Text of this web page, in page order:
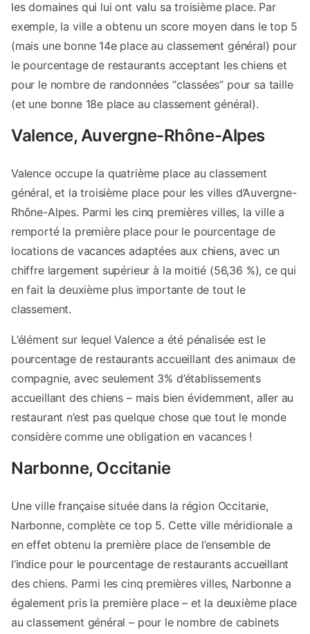
les domaines qui lui ont valu sa troisième place. Par
exemple, la ville a obtenu un score moyen dans le top 5
(mais une bonne 14e place au classement général) pour
le pourcentage de restaurants acceptant les chiens et
pour le nombre de randonnées “classées” pour sa taille
(et une bonne 18e place au classement général).
Valence, Auvergne-Rhône-Alpes
Valence occupe la quatrième place au classement
général, et la troisième place pour les villes d’Auvergne-
Rhône-Alpes. Parmi les cinq premières villes, la ville a
remporté la première place pour le pourcentage de
locations de vacances adaptées aux chiens, avec un
chiffre largement supérieur à la moitié (56,36 %), ce qui
en fait la deuxième plus importante de tout le
classement.
L’élément sur lequel Valence a été pénalisée est le
pourcentage de restaurants accueillant des animaux de
compagnie, avec seulement 3% d’établissements
accueillant des chiens – mais bien évidemment, aller au
restaurant n’est pas quelque chose que tout le monde
considère comme une obligation en vacances !
Narbonne, Occitanie
Une ville française située dans la région Occitanie,
Narbonne, complète ce top 5. Cette ville méridionale a
en effet obtenu la première place de l’ensemble de
l’indice pour le pourcentage de restaurants accueillant
des chiens. Parmi les cinq premières villes, Narbonne a
également pris la première place – et la deuxième place
au classement général – pour le nombre de cabinets